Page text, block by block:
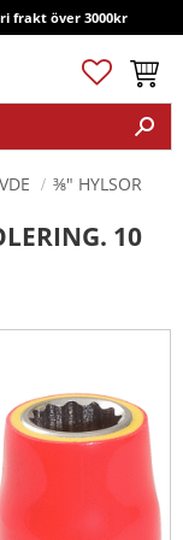
frakt över 3000kr
Favoriter
⅜" HYLSOR
10